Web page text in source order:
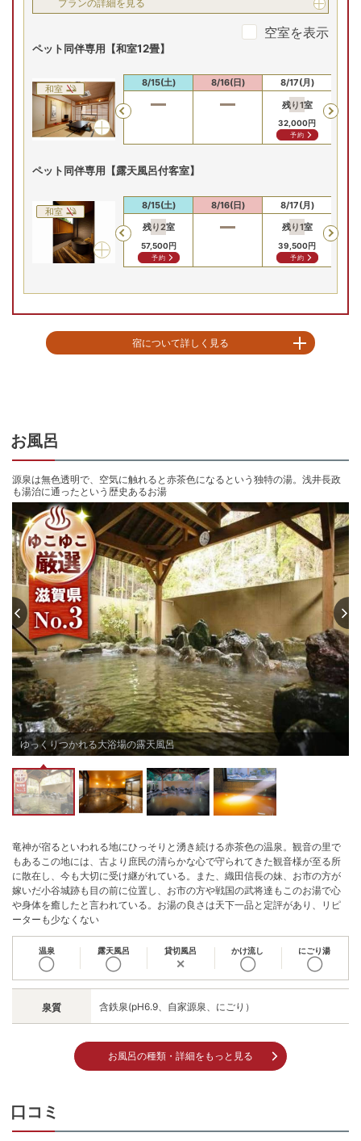
プランの詳細を見る
空室を表示
ペット同伴専用【和室12畳】
和室
Previous
8/13(木) 8/14(金) 8/15(土) 8/16(日)
8/17(月)
残り1室
32,000円
予約
ペット同伴専用【露天風呂付客室】
和室
Previous
8/13(木) 8/14(金)
8/15(土)
残り2室
57,500円
予約
8/16(日)
8/17(月)
残り1室
39,500円
予約
宿について詳しく見る
【お風呂】
泉質は無色透明で空気に触れて赤茶色に変色するヒドロ炭酸鉄線で、源泉か
け流しの内風呂、露天風呂を有する。
【お料理】
本格的な季節の会席料理の一品出し。既製品は一切使用せず、料理長が全て
手作りで丁寧に作り上げた料理の数々はリピーターも多く湖北一番の料理と
の評判を聞きつけたお客様や、さらには、近江牛のすきやき、しゃぶしゃ
ぶ、11月から3月にかけては、ボタン鍋、鴨鍋を遠方より食しに来泉されるお
客様も多い。
【周辺情報】
当館が位置する湖北は、「観音の里」とも呼ばれ、渡岸寺の国宝十一面観音
をはじめ幾多の重要文化財の観音様が点在している。また、戦国時代の「史
跡の宝庫」とも呼ばれ、お市の方が住まわれた小谷城跡、姉川の合戦跡、賎
ヶ岳の合戦跡、関が原の古戦場巡りに適する宿。さらには、小堀遠州ゆかり
の近江菰蓬庵、小谷山、鶏足寺などの紅葉の名所、少し足を延ばして、伊吹
山のお花畑、琵琶湖に浮かぶ竹生島クルーズなど、自然を楽しむ足場として
も最適の宿。
※全客室内Wi-Fi設置有
チェックイン15:00〜19:00
チェックアウト 〜10:00
お風呂
源泉は無色透明で、空気に触れると赤茶色になるという独特の湯。浅井長政
も湯治に通ったという歴史あるお湯
ゆっくりつかれる大浴場の露天風呂
竜神が宿るといわれる地にひっそりと湧き続ける赤茶色の温泉。観音の里で
もあるこの地には、古より庶民の清らかな心で守られてきた観音様が至る所
に散在し、今も大切に受け継がれている。また、織田信長の妹、お市の方が
嫁いだ小谷城跡も目の前に位置し、お市の方や戦国の武将達もこのお湯で心
や身体を癒したと言われている。お湯の良さは天下一品と定評があり、リピ
ーターも少なくない
温泉
◯
露天風呂
◯
貸切風呂
✕
かけ流し
◯
にごり湯
◯
泉質 含鉄泉(pH6.9、自家源泉、にごり）
お風呂の種類・詳細をもっと見る
口コミ